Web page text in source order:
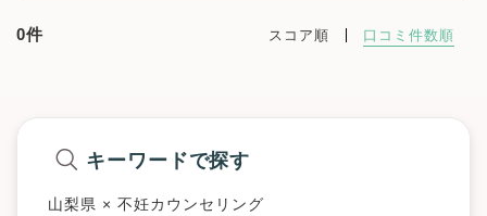
0件 スコア順 口コミ件数順
キーワードで探す
山梨県 × 不妊カウンセリング